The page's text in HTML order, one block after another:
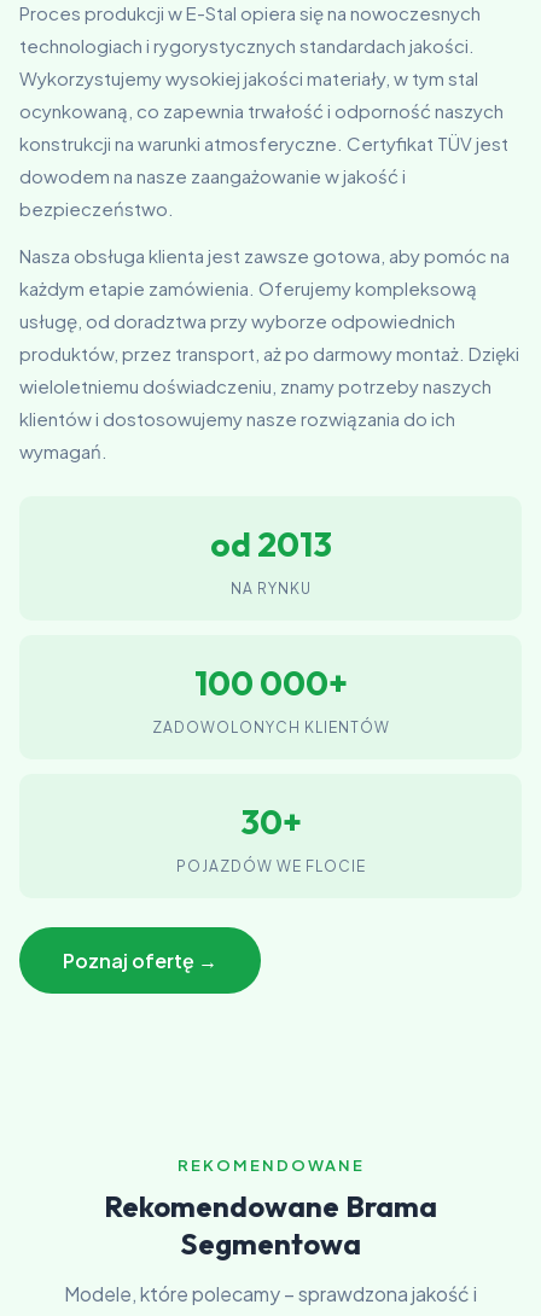
Proces produkcji w E-Stal opiera się na nowoczesnych
technologiach i rygorystycznych standardach jakości.
Wykorzystujemy wysokiej jakości materiały, w tym stal
ocynkowaną, co zapewnia trwałość i odporność naszych
konstrukcji na warunki atmosferyczne. Certyfikat TÜV jest
dowodem na nasze zaangażowanie w jakość i
bezpieczeństwo.
Nasza obsługa klienta jest zawsze gotowa, aby pomóc na
każdym etapie zamówienia. Oferujemy kompleksową
usługę, od doradztwa przy wyborze odpowiednich
produktów, przez transport, aż po darmowy montaż. Dzięki
wieloletniemu doświadczeniu, znamy potrzeby naszych
klientów i dostosowujemy nasze rozwiązania do ich
wymagań.
od 2013
NA RYNKU
100 000+
ZADOWOLONYCH KLIENTÓW
30+
POJAZDÓW WE FLOCIE
Poznaj ofertę →
REKOMENDOWANE
Rekomendowane Brama
Segmentowa
Modele, które polecamy – sprawdzona jakość i